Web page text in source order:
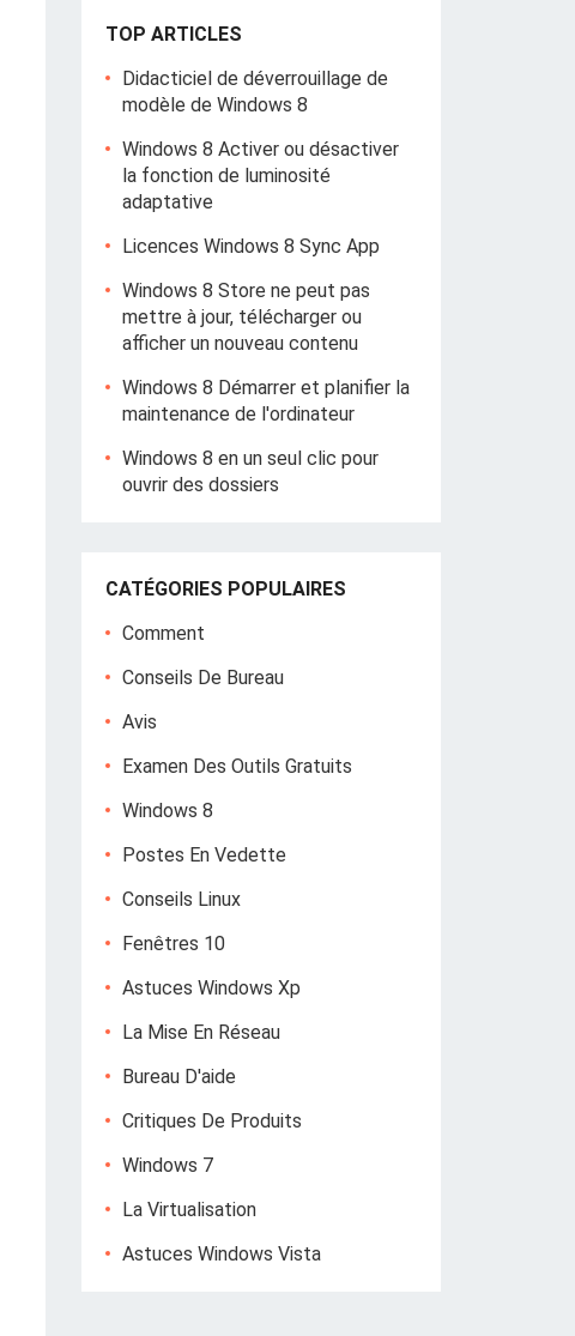
TOP ARTICLES
Didacticiel de déverrouillage de
modèle de Windows 8
Windows 8 Activer ou désactiver
la fonction de luminosité
adaptative
Licences Windows 8 Sync App
Windows 8 Store ne peut pas
mettre à jour, télécharger ou
afficher un nouveau contenu
Windows 8 Démarrer et planifier la
maintenance de l'ordinateur
Windows 8 en un seul clic pour
ouvrir des dossiers
CATÉGORIES POPULAIRES
Comment
Conseils De Bureau
Avis
Examen Des Outils Gratuits
Windows 8
Postes En Vedette
Conseils Linux
Fenêtres 10
Astuces Windows Xp
La Mise En Réseau
Bureau D'aide
Critiques De Produits
Windows 7
La Virtualisation
Astuces Windows Vista